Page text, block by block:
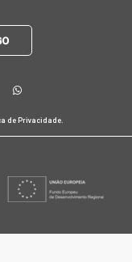
de Privacidade.